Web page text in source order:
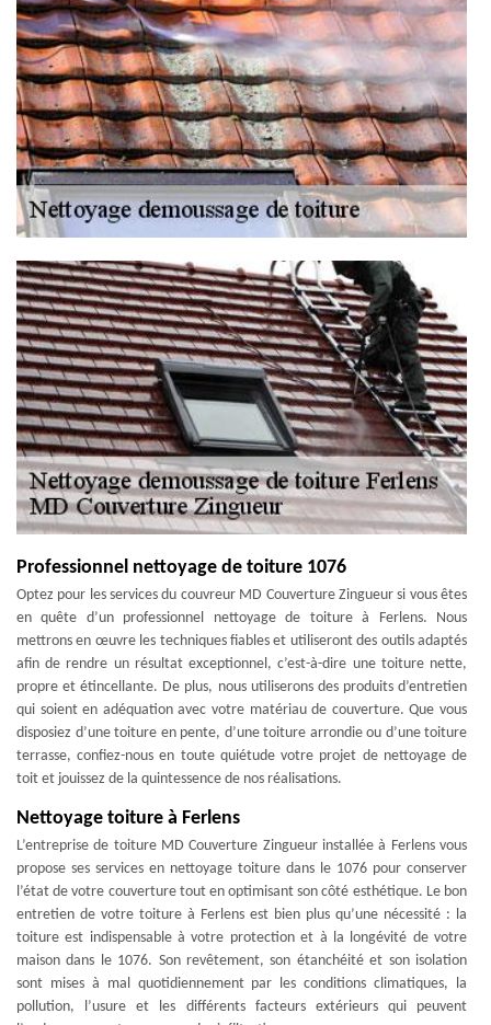
Professionnel nettoyage de toiture 1076
Optez pour les services du couvreur MD Couverture Zingueur si vous êtes
en quête d’un professionnel nettoyage de toiture à Ferlens. Nous
mettrons en œuvre les techniques fiables et utiliseront des outils adaptés
afin de rendre un résultat exceptionnel, c’est-à-dire une toiture nette,
propre et étincellante. De plus, nous utiliserons des produits d’entretien
qui soient en adéquation avec votre matériau de couverture. Que vous
disposiez d’une toiture en pente, d’une toiture arrondie ou d’une toiture
terrasse, confiez-nous en toute quiétude votre projet de nettoyage de
toit et jouissez de la quintessence de nos réalisations.
Nettoyage toiture à Ferlens
L’entreprise de toiture MD Couverture Zingueur installée à Ferlens vous
propose ses services en nettoyage toiture dans le 1076 pour conserver
l’état de votre couverture tout en optimisant son côté esthétique. Le bon
entretien de votre toiture à Ferlens est bien plus qu’une nécessité : la
toiture est indispensable à votre protection et à la longévité de votre
maison dans le 1076. Son revêtement, son étanchéité et son isolation
sont mises à mal quotidiennement par les conditions climatiques, la
pollution, l’usure et les différents facteurs extérieurs qui peuvent